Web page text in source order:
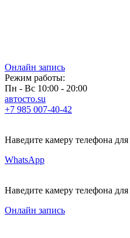
Онлайн запись
Режим работы:
Пн - Вс 10:00 - 20:00
автосто.su
+7 985 007-40-42
Наведите камеру телефона
WhatsApp
Наведите камеру телефона
Онлайн запись